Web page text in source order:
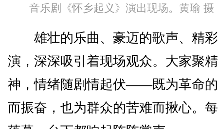
音乐剧《怀乡起义》演出现场。黄瑜 摄
雄壮的乐曲、豪迈的歌声、精
演，深深吸引着现场观众。大家聚
神，情绪随剧情起伏——既为革命
而振奋，也为群众的苦难而揪心。